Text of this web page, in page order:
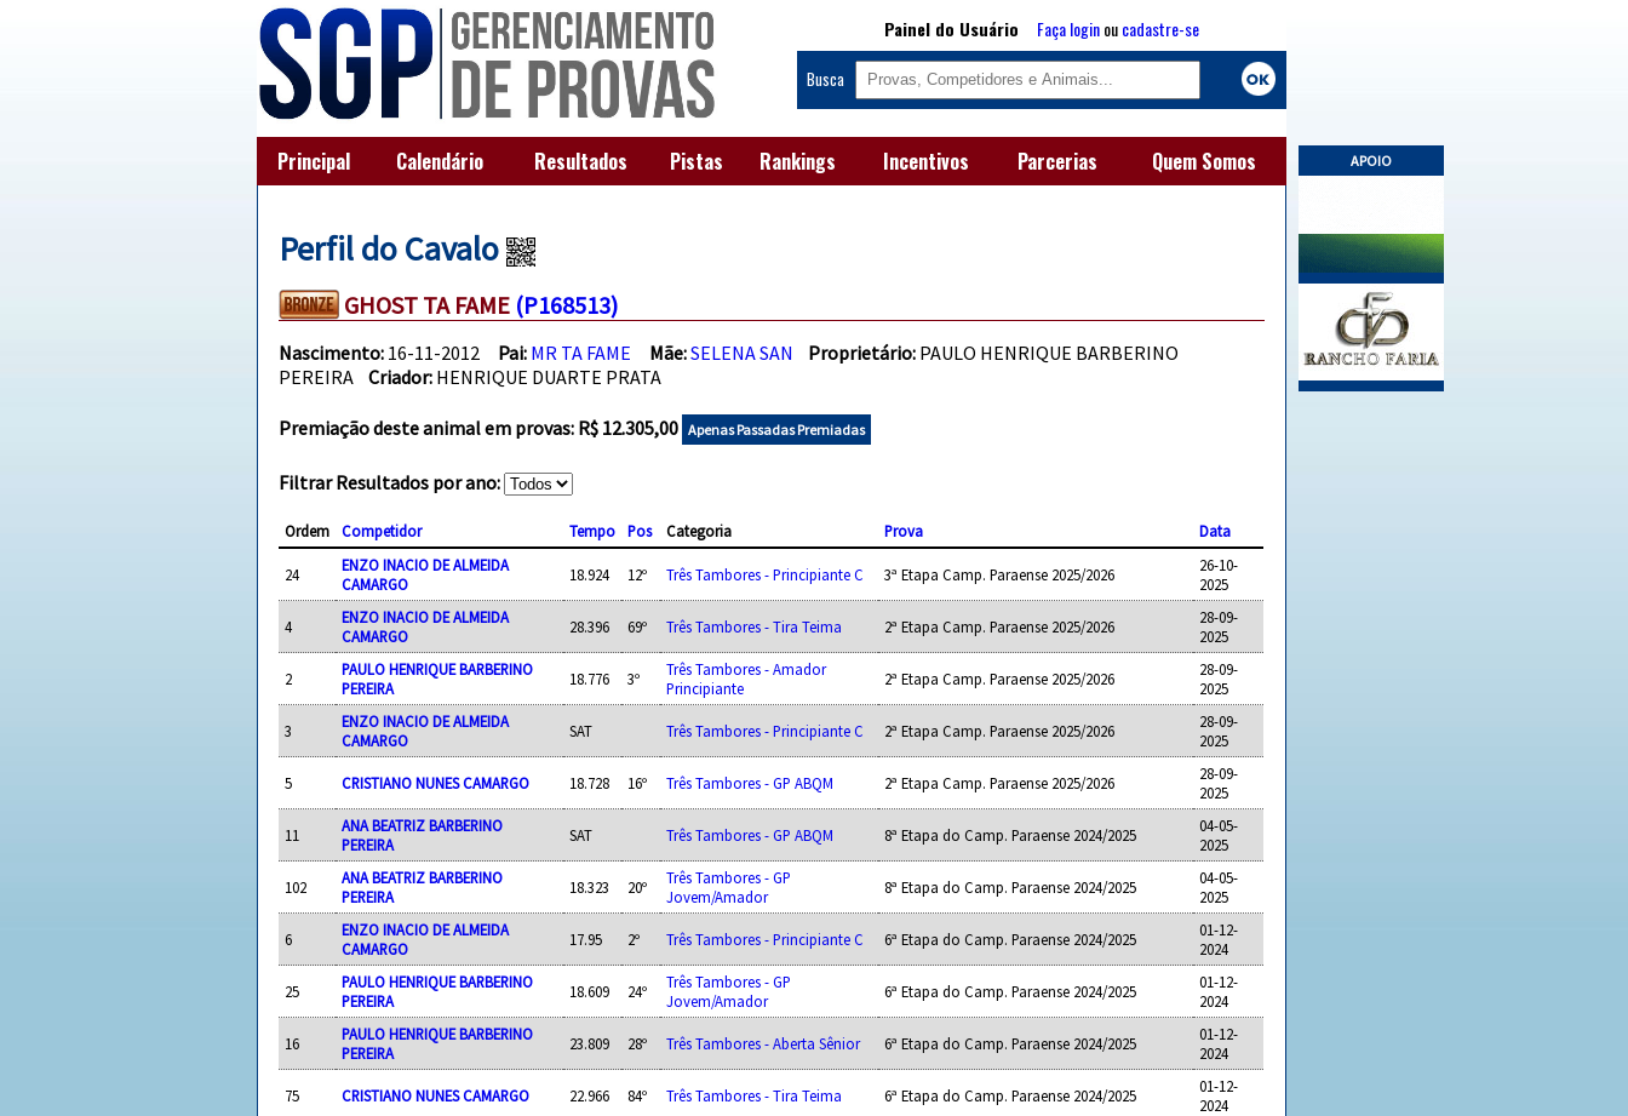
APOIO
Painel do Usuário Faça loginoucadastre-se
Busca
Principal Calendário Resultados Pistas Rankings Incentivos Parcerias Quem Somos
Perfil do Cavalo
GHOST TA FAME (P168513)
Nascimento: 16-11-2012 Pai: MR TA FAME Mãe:SELENA SAN Proprietário: PAULO HENRIQUE BARBERINO
PEREIRACriador: HENRIQUE DUARTE PRATA
Premiação deste animal em provas: R$ 12.305,00 Apenas Passadas Premiadas
Filtrar Resultados por ano:
Ordem Competidor Tempo Pos Categoria Prova Data
24
ENZO INACIO DE ALMEIDA
CAMARGO
18.924 12º Três Tambores - Principiante C 3ª Etapa Camp. Paraense 2025/2026
26-10-
2025
4
ENZO INACIO DE ALMEIDA
CAMARGO
28.396 69º Três Tambores - Tira Teima 2ª Etapa Camp. Paraense 2025/2026
28-09-
2025
2
PAULO HENRIQUE BARBERINO
PEREIRA
18.776 3º
Três Tambores - Amador
Principiante
2ª Etapa Camp. Paraense 2025/2026
28-09-
2025
3
ENZO INACIO DE ALMEIDA
CAMARGO
SAT Três Tambores - Principiante C 2ª Etapa Camp. Paraense 2025/2026
28-09-
2025
5 CRISTIANO NUNES CAMARGO 18.728 16º Três Tambores - GP ABQM 2ª Etapa Camp. Paraense 2025/2026
28-09-
2025
11
ANA BEATRIZ BARBERINO
PEREIRA
SAT Três Tambores - GP ABQM 8ª Etapa do Camp. Paraense 2024/2025
04-05-
2025
102
ANA BEATRIZ BARBERINO
PEREIRA
18.323 20º
Três Tambores - GP
Jovem/Amador
8ª Etapa do Camp. Paraense 2024/2025
04-05-
2025
6
ENZO INACIO DE ALMEIDA
CAMARGO
17.95 2º Três Tambores - Principiante C 6ª Etapa do Camp. Paraense 2024/2025
01-12-
2024
25
PAULO HENRIQUE BARBERINO
PEREIRA
18.609 24º
Três Tambores - GP
Jovem/Amador
6ª Etapa do Camp. Paraense 2024/2025
01-12-
2024
16
PAULO HENRIQUE BARBERINO
PEREIRA
23.809 28º Três Tambores - Aberta Sênior 6ª Etapa do Camp. Paraense 2024/2025
01-12-
2024
75 CRISTIANO NUNES CAMARGO 22.966 84º Três Tambores - Tira Teima 6ª Etapa do Camp. Paraense 2024/2025
01-12-
2024